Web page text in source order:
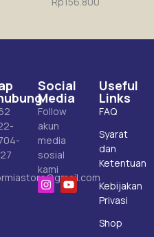
Social
Media
Follow
akun
media
sosial
kami
Useful
Links
FAQ
Syarat
dan
Ketentuan
Kebijakan
Privasi
Shop